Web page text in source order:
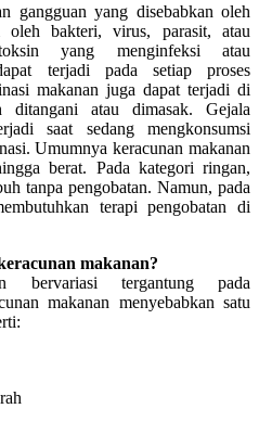
gangguan yang disebabkan oleh
oleh bakteri, virus, parasit, atau
yang menginfeksi atau
terjadi pada setiap proses
makanan juga dapat terjadi di
ditangani atau dimasak. Gejala
saat sedang mengkonsumsi
Umumnya keracunan makanan
berat. Pada kategori ringan,
tanpa pengobatan. Namun, pada
terapi pengobatan di
makanan?
bervariasi tergantung pada
makanan menyebabkan satu